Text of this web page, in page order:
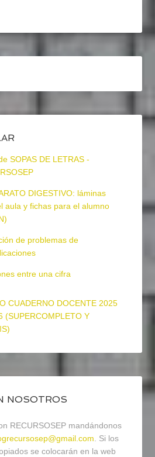
SOPAS DE LETRAS -
DIGESTIVO: láminas
aula y fichas para el alumno
de problemas de
entre una cifra
CUADERNO DOCENTE 2025
(SUPERCOMPLETO Y
NOSOTROS
RECURSOSEP mandándonos
. Si los
se colocarán en la web